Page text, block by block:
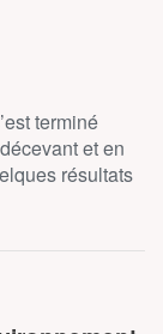
terminé
et en
résultats